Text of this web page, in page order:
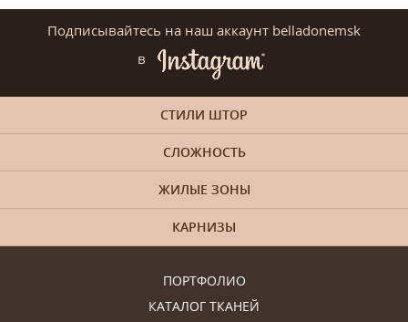
Подписывайтесь на наш аккаунт belladonemsk
в
ПОРТФОЛИО
КАТАЛОГ ТКАНЕЙ
СТИЛИ ШТОР
СЛОЖНОСТЬ
ЖИЛЫЕ ЗОНЫ
КАРНИЗЫ